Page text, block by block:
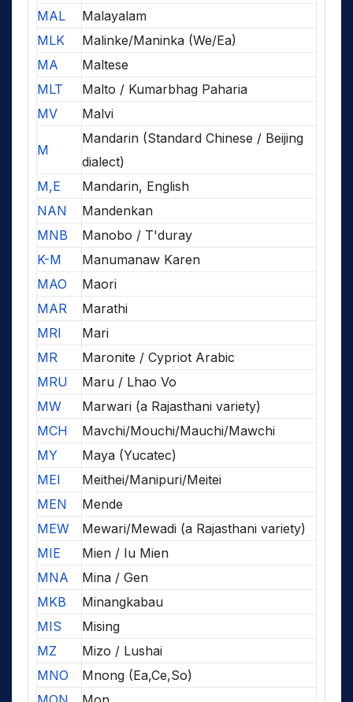
MAL
Malayalam
MLK
Malinke/Maninka (We/Ea)
MA
Maltese
MLT
Malto / Kumarbhag Paharia
MV
Malvi
M
Mandarin (Standard Chinese / Beijing
dialect)
M,E
Mandarin, English
NAN
Mandenkan
MNB
Manobo / T'duray
K-M
Manumanaw Karen
MAO
Maori
MAR
Marathi
MRI
Mari
MR
Maronite / Cypriot Arabic
MRU
Maru / Lhao Vo
MW
Marwari (a Rajasthani variety)
MCH
Mavchi/Mouchi/Mauchi/Mawchi
MY
Maya (Yucatec)
MEI
Meithei/Manipuri/Meitei
MEN
Mende
MEW
Mewari/Mewadi (a Rajasthani variety)
MIE
Mien / Iu Mien
MNA
Mina / Gen
MKB
Minangkabau
MIS
Mising
MZ
Mizo / Lushai
MNO
Mnong (Ea,Ce,So)